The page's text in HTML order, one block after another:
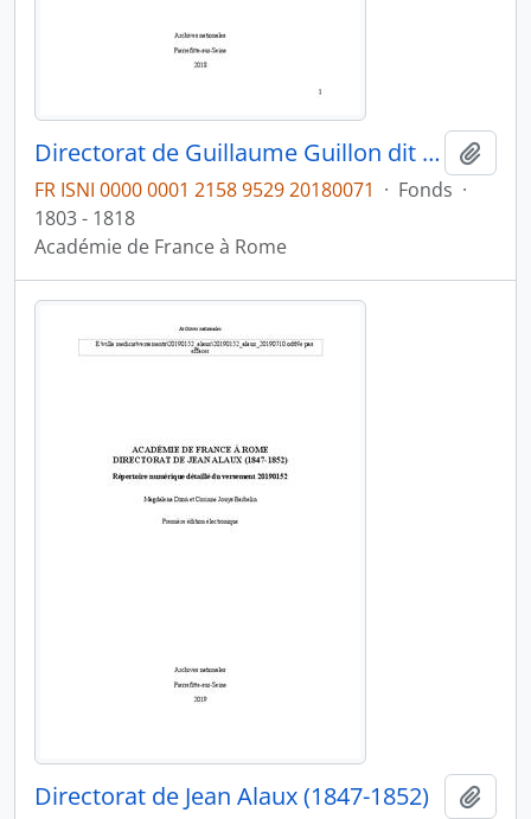
Directorat de Guillaume Guillon dit Lethière (1807-1816)
FR ISNI 0000 0001 2158 9529 20180071 · Fonds ·
1803 - 1818
Académie de France à Rome
Directorat de Jean Alaux (1847-1852)